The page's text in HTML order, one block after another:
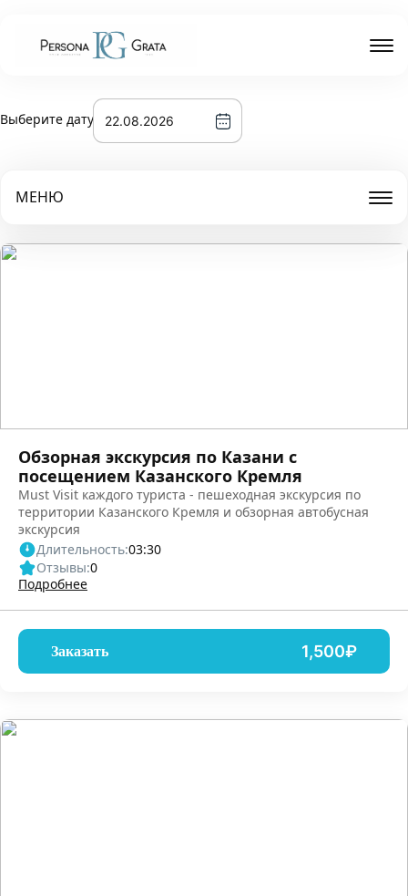
Выберите дату
МЕНЮ
Обзорная экскурсия по Казани с
посещением Казанского Кремля
Must Visit каждого туриста - пешеходная экскурсия по
территории Казанского Кремля и обзорная автобусная
экскурсия
Длительность:03:30
Отзывы:0
Подробнее
Заказать 1,500₽